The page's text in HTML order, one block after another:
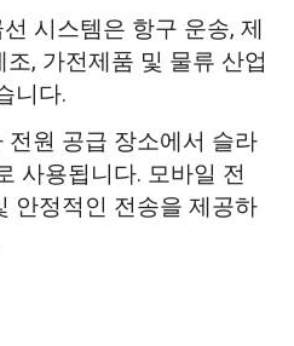
시스템은 항구 운송, 제
, 가전제품 및 물류 산업
니다.
전원 공급 장소에서 슬라
사용됩니다. 모바일 전
안정적인 전송을 제공하